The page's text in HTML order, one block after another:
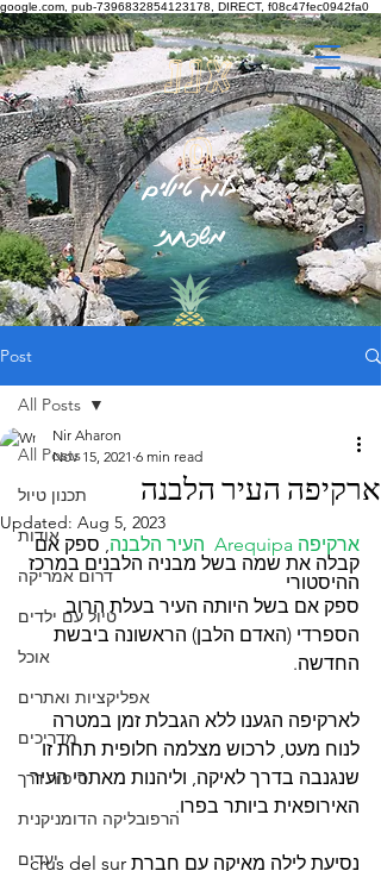
google.com, pub-7396832854123178, DIRECT, f08c47fec0942fa0
אננ
ס
בלוג טיולים
משפחתי
Post
All Posts
תכנון טיול
אודות
דרום אמריקה
טיול עם ילדים
אוכל
אפליקציות ואתרים
מדריכים
סיפור דרך
הרפובליקה הדומניקנית
יעדים
All Posts
ארקיפה העיר הלבנה
Nir Aharon
Nov 15, 2021 6 min read
Updated: Aug 5, 2023
ארקיפה Arequipa  העיר הלבנה
, ספק אם
קבלה את שמה בשל מבניה הלבנים במרכז
ההיסטורי
ספק אם בשל היותה העיר בעלת הרוב
הספרדי (האדם הלבן) הראשונה ביבשת
החדשה.
לארקיפה הגענו ללא הגבלת זמן במטרה
לנוח מעט, לרכוש מצלמה חלופית תחת זו
שנגנבה בדרך לאיקה, וליהנות מאתרי העיר
האירופאית ביותר בפרו.
נסיעת לילה מאיקה עם חברת crus del sur